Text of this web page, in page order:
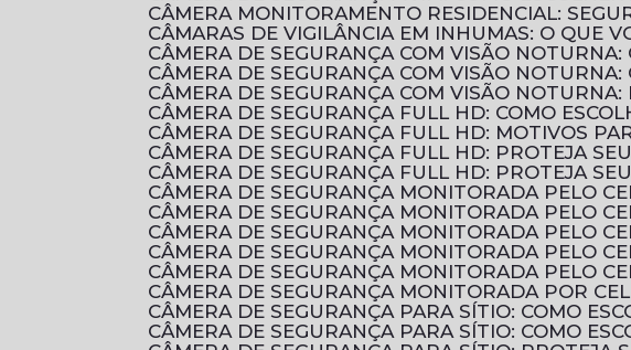
CÂMERA MONITORAMENTO RESIDENCIAL:
CÂMARAS DE VIGILÂNCIA EM INHUMAS: O QUE
CÂMERA DE SEGURANÇA COM VISÃO
CÂMERA DE SEGURANÇA COM VISÃO
CÂMERA DE SEGURANÇA COM VISÃO
CÂMERA DE SEGURANÇA FULL HD: COMO
CÂMERA DE SEGURANÇA FULL HD: MOTIVOS
CÂMERA DE SEGURANÇA FULL HD: PROTEJA
CÂMERA DE SEGURANÇA FULL HD: PROTEJA
CÂMERA DE SEGURANÇA MONITORADA PELO
CÂMERA DE SEGURANÇA MONITORADA PELO
CÂMERA DE SEGURANÇA MONITORADA PELO
CÂMERA DE SEGURANÇA MONITORADA PELO
CÂMERA DE SEGURANÇA MONITORADA PELO
CÂMERA DE SEGURANÇA MONITORADA POR
CÂMERA DE SEGURANÇA PARA SÍTIO: COMO
CÂMERA DE SEGURANÇA PARA SÍTIO: COMO